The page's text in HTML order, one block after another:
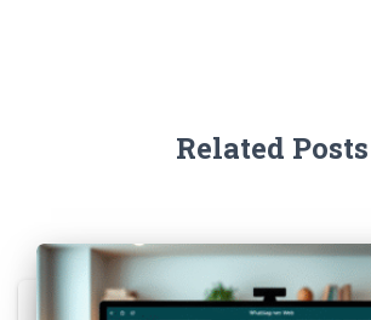
Related Posts